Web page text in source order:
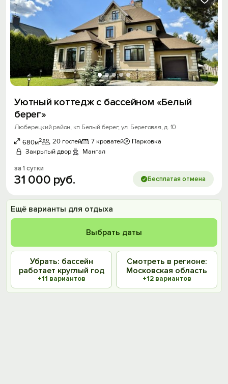
Уютный коттедж с бассейном «Белый
берег»
Люберецкий район, кп Белый берег, ул. Береговая, д. 10
680м2 20 гостей 7 кроватей
Парковка
Закрытый двор
Мангал
за 1 сутки
31 000 руб. Бесплатая отмена
Ещё варианты для отдыха
Выбрать даты
Убрать: бассейн
работает круглый год
+11 вариантов
Смотреть в регионе:
Московская область
+12 вариантов